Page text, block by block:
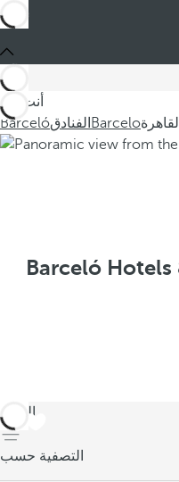
أنت في
Barcelóالفنادق Barceloالقاهرة
العودة
التصفية حسب